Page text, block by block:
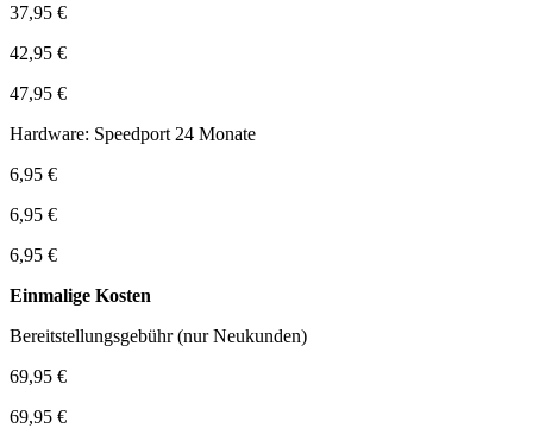
37,95 €
42,95 €
47,95 €
Hardware: Speedport 24 Monate
6,95 €
6,95 €
6,95 €
Einmalige Kosten
Bereitstellungsgebühr (nur Neukunden)
69,95 €
69,95 €